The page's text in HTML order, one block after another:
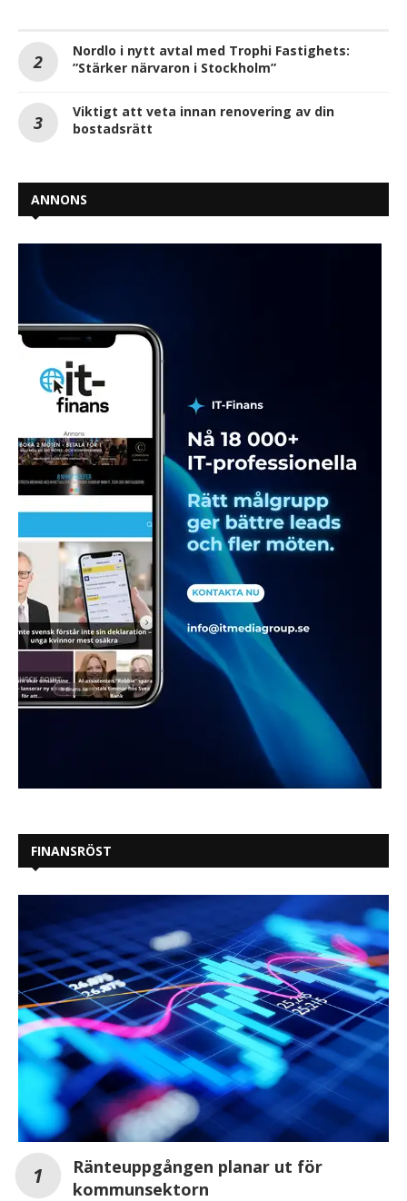
Nordlo i nytt avtal med Trophi Fastighets:
”Stärker närvaron i Stockholm”
Viktigt att veta innan renovering av din
bostadsrätt
ANNONS
FINANSRÖST
Ränteuppgången planar ut för
kommunsektorn